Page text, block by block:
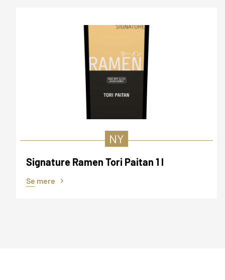
NY
Signature Ramen Tori Paitan 1 l
Se mere